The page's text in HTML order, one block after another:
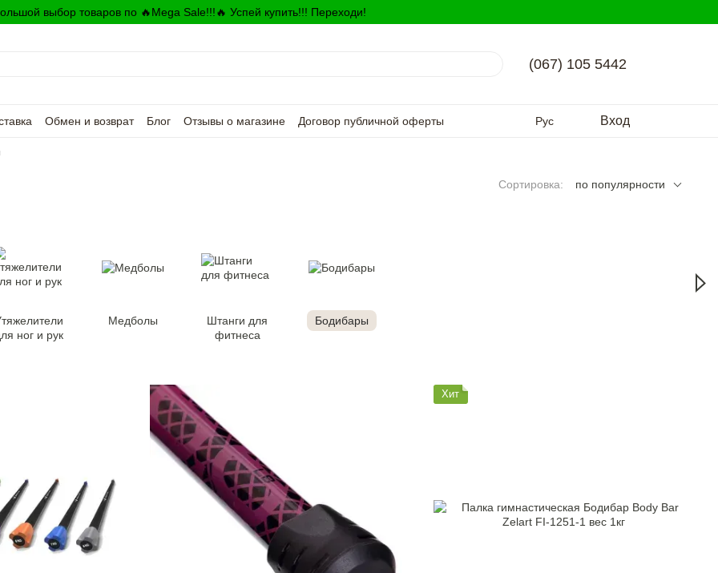
выбор товаров по 🔥Mega Sale!!!🔥 Успей купить!!! Переходи!
(067) 105 5442
Обмен и возврат Блог Отзывы о магазине
Договор публичной оферты
Рус Вход
Сортировка: по популярности
ног и рук
Медболы
Штанги для
фитнеса
Бодибары
Хит